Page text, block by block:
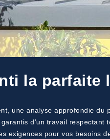
la
une analyse approfondie du
d’un travail
exigences pour vos besoins